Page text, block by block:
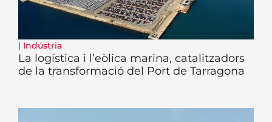
| Indústria
La logística i l’eòlica marina, catalitzadors
de la transformació del Port de Tarragona